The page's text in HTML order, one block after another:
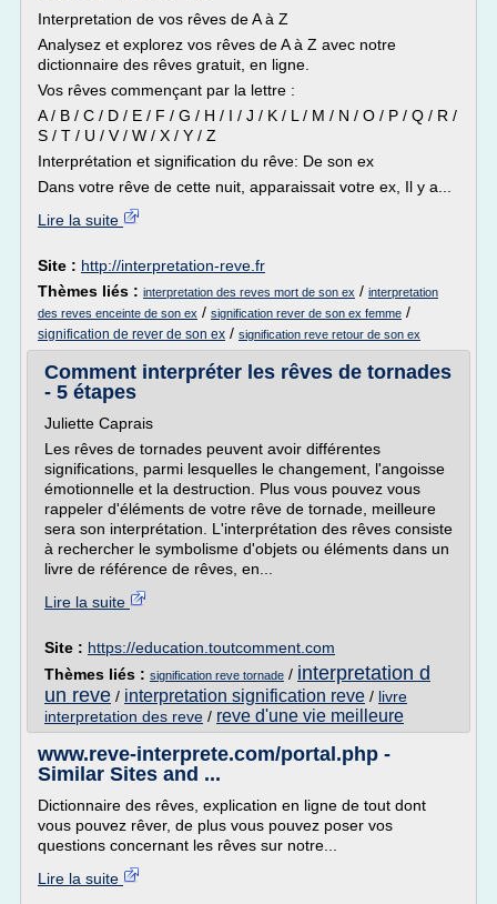
Interpretation de vos rêves de A à Z
Analysez et explorez vos rêves de A à Z avec notre
dictionnaire des rêves gratuit, en ligne.
Vos rêves commençant par la lettre :
A / B / C / D / E / F / G / H / I / J / K / L / M / N / O / P / Q / R /
S / T / U / V / W / X / Y / Z
Interprétation et signification du rêve: De son ex
Dans votre rêve de cette nuit, apparaissait votre ex, Il y a...
Lire la suite
Site : http://interpretation-reve.fr
Thèmes liés : interpretation des reves mort de son ex / interpretation
des reves enceinte de son ex / signification rever de son ex femme /
signification de rever de son ex / signification reve retour de son ex
Comment interpréter les rêves de tornades
- 5 étapes
Juliette Caprais
Les rêves de tornades peuvent avoir différentes
significations, parmi lesquelles le changement, l'angoisse
émotionnelle et la destruction. Plus vous pouvez vous
rappeler d'éléments de votre rêve de tornade, meilleure
sera son interprétation. L'interprétation des rêves consiste
à rechercher le symbolisme d'objets ou éléments dans un
livre de référence de rêves, en...
Lire la suite
Site : https://education.toutcomment.com
Thèmes liés : signification reve tornade / interpretation d
un reve / interpretation signification reve / livre
interpretation des reve / reve d'une vie meilleure
www.reve-interprete.com/portal.php -
Similar Sites and ...
Dictionnaire des rêves, explication en ligne de tout dont
vous pouvez rêver, de plus vous pouvez poser vos
questions concernant les rêves sur notre...
Lire la suite